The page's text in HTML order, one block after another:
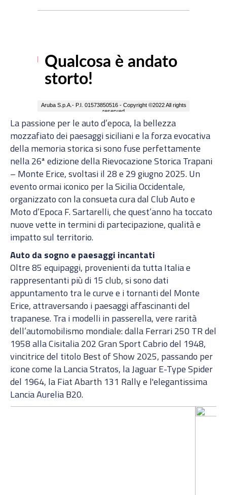
La passione per le auto d’epoca, la bellezza
mozzafiato dei paesaggi siciliani e la forza evocativa
della memoria storica si sono fuse perfettamente
nella 26ª edizione della Rievocazione Storica Trapani
– Monte Erice, svoltasi il 28 e 29 giugno 2025. Un
evento ormai iconico per la Sicilia Occidentale,
organizzato con la consueta cura dal Club Auto e
Moto d’Epoca F. Sartarelli, che quest’anno ha toccato
nuove vette in termini di partecipazione, qualità e
impatto sul territorio.
Auto da sogno e paesaggi incantati
Oltre 85 equipaggi, provenienti da tutta Italia e
rappresentanti più di 15 club, si sono dati
appuntamento tra le curve e i tornanti del Monte
Erice, attraversando i paesaggi affascinanti del
trapanese. Tra i modelli in passerella, vere rarità
dell’automobilismo mondiale: dalla Ferrari 250 TR del
1958 alla Cisitalia 202 Gran Sport Cabrio del 1948,
vincitrice del titolo Best of Show 2025, passando per
icone come la Lancia Stratos, la Jaguar E-Type Spider
del 1964, la Fiat Abarth 131 Rally e l'elegantissima
Lancia Aurelia B20.